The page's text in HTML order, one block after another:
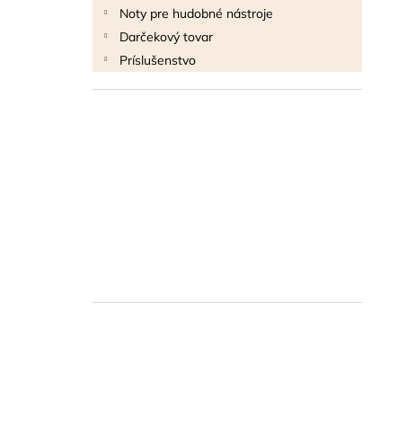
Noty pre hudobné nástroje
Darčekový tovar
Príslušenstvo